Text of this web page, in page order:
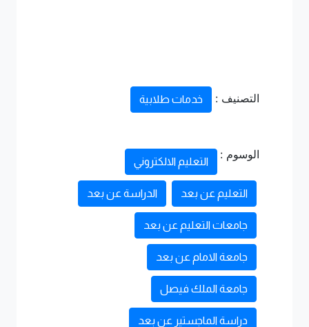
التصنيف : خدمات طلابية
الوسوم :
التعليم الالكتروني
التعليم عن بعد الدراسة عن بعد
جامعات التعليم عن بعد
جامعة الامام عن بعد
جامعة الملك فيصل
دراسة الماجستير عن بعد